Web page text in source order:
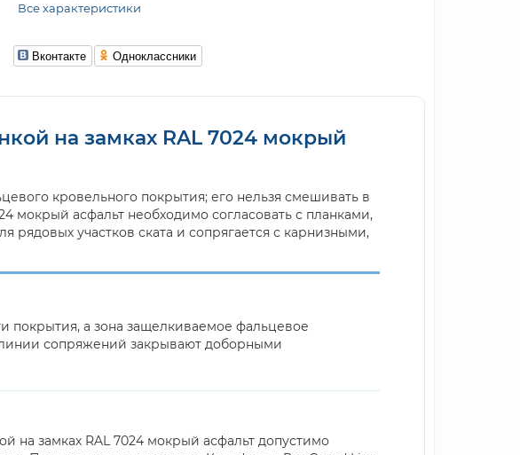
Все характеристики
Вконтакте Одноклассники
на замках RAL 7024 мокрый
кровельного покрытия; его нельзя смешивать в
мокрый асфальт необходимо согласовать с планками,
участков ската и сопрягается с карнизными,
покрытия, а зона защелкиваемое фальцевое
сопряжений закрывают доборными
на замках RAL 7024 мокрый асфальт допустимо